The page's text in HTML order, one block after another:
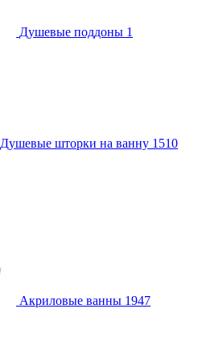
Душевые поддоны 1
Душевые шторки на ванну 1510
Акриловые ванны 1947